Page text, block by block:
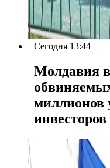
Сегодня 13:44
Молдавия
миллионов
инвесторов